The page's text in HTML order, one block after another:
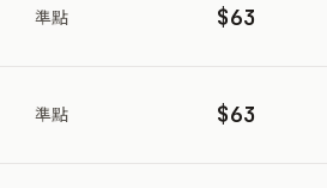
準點 $63
準點 $63